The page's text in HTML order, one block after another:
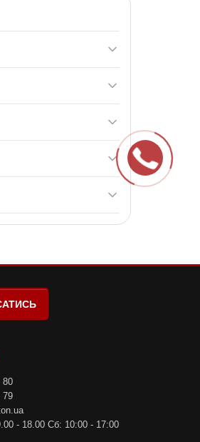
80
79
- 18.00 Сб: 10:00 - 17:00